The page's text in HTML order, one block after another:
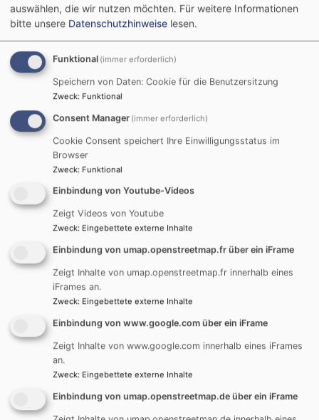
Mittwoch, den 11.Februar 2026:
Naturkunde-Museum in Ulm am Kornhaus
Uns erwarten Natur und Urgeschichte der Region,
sowie Fossilien und Mineralien mit
wissenschaftlichen Sammlungen.
Mittwoch, den 11.März 2026:
Lindenhof-Museum in Blaustein
Wir begeben uns auf Spurensuche von
außergewöhnlichen Persönlichkeiten, die in
Herrlingen in der 1. Hälfte des 20. Jahrhunderts
Mittwoch, den 15. April 2026:
Kloster Wiblingen
Die Klosteranlage wurde 1093 als Benediktinerabtei
gegründet und ist bekannt für seine
auswählen, die wir nutzen möchten. Für weitere Informationen
bitte unsere Datenschutzhinweise lesen.
Funktional (immer erforderlich)
Speichern von Daten: Cookie für die Benutzersitzung
Zweck: Funktional
Consent Manager (immer erforderlich)
Cookie Consent speichert Ihre Einwilligungsstatus im
Browser
Zweck: Funktional
Einbindung von Youtube-Videos
Zeigt Videos von Youtube
Zweck: Eingebettete externe Inhalte
Einbindung von umap.openstreetmap.fr über ein iFrame
Zeigt Inhalte von umap.openstreetmap.fr innerhalb eines
iFrames an.
Zweck: Eingebettete externe Inhalte
Einbindung von www.google.com über ein iFrame
Zeigt Inhalte von www.google.com innerhalb eines iFrames
an.
Zweck: Eingebettete externe Inhalte
Einbindung von umap.openstreetmap.de über ein iFrame